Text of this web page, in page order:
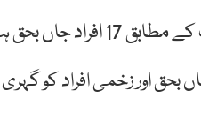
طورپر کچھ کہنا ناممکن ہے۔
اور زخمی افراد کو